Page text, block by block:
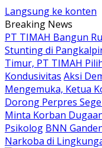
Langsung ke konten
Breaking News
PT TIMAH Bangun
Stunting di
Timur, PT TIMAH
Kondusivitas Aksi
Mengemuka, Ketua
Dorong Perpres
Minta Korban
Psikolog BNN
Narkoba di